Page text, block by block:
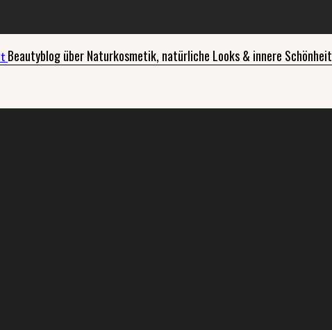
Beautyblog über Naturkosmetik, natürliche Looks & innere Schönheit